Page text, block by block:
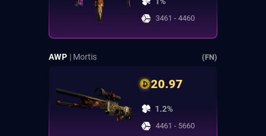
3461 - 4460
AWP | Mortis (FN)
20.97
1.2%
4461 - 5660